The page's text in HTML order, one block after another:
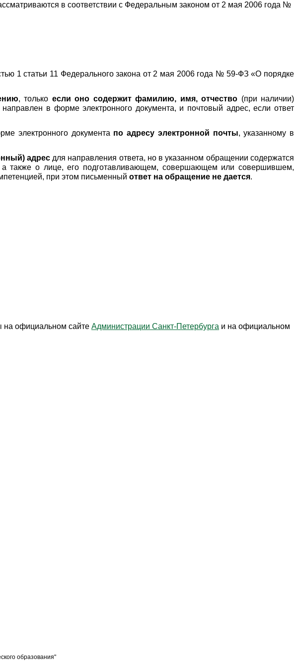
в соответствии с Федеральным законом от 2 мая 2006 года №
1 статьи 11 Федерального закона от 2 мая 2006 года № 59-ФЗ «О порядке
, только если оно содержит фамилию, имя, отчество (при наличии)
в форме электронного документа, и почтовый адрес, если ответ
электронного документа по адресу электронной почты, указанному в
адресдля направления ответа, но в указанном обращении содержатся
также о лице, его подготавливающем, совершающем или совершившем,
при этом письменный ответ на обращение не дается.
на официальном сайте Администрации Санкт-Петербурга и на официальном
образования"